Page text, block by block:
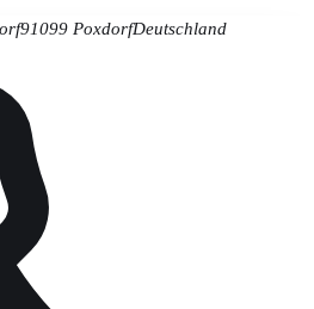
91099 PoxdorfDeutschland